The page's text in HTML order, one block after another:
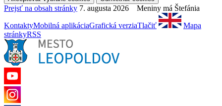
Prejsť na obsah stránky 7. augusta 2026 Meniny má Štefánia
KontaktyMobilná aplikáciaGrafická verziaTlačiť
Mapa
stránkyRSS